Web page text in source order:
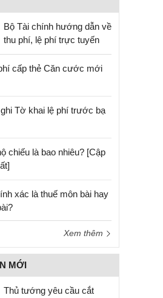
Bộ Tài chính hướng dẫn về
thu phí, lệ phí trực tuyến
cấp thẻ Căn cước mới
Tờ khai lệ phí trước bạ
chiếu là bao nhiêu? [Cập
xác là thuế môn bài hay
Xem thêm
MỚI
Thủ tướng yêu cầu cắt